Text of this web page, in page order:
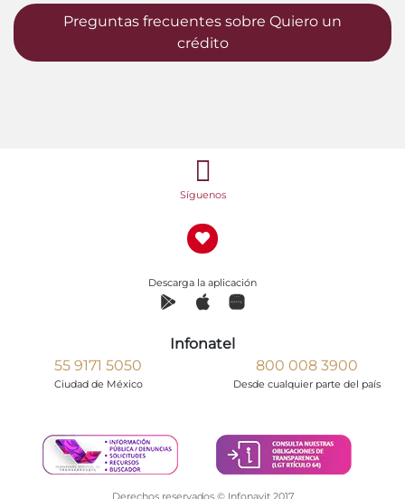
Preguntas frecuentes sobre Quiero un
crédito
Síguenos
Descarga la aplicación
Infonatel
55 9171 5050
Ciudad de México
800 008 3900
Desde cualquier parte del país
Derechos reservados © Infonavit 2017